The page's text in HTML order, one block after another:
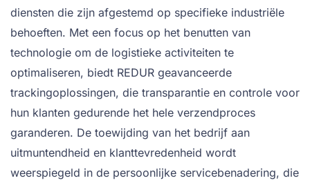
diensten die zijn afgestemd op specifieke industriële
behoeften. Met een focus op het benutten van
technologie om de logistieke activiteiten te
optimaliseren, biedt REDUR geavanceerde
trackingoplossingen, die transparantie en controle voor
hun klanten gedurende het hele verzendproces
garanderen. De toewijding van het bedrijf aan
uitmuntendheid en klanttevredenheid wordt
weerspiegeld in de persoonlijke servicebenadering, die